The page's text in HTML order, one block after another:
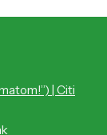
| Citi